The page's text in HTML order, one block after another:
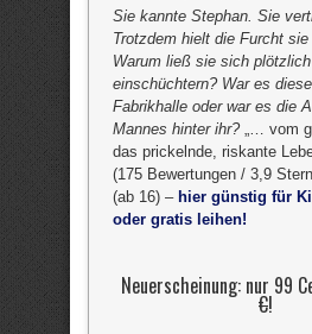
Sie kannte Stephan. Sie
Trotzdem hielt die Furcht
Warum ließ sie sich plötzlich
einschüchtern? War es
Fabrikhalle oder war es die
Mannes hinter ihr?„… vom
das prickelnde, riskante
(175 Bewertungen / 3,9
(ab 16) – hier günstig für
oder gratis leihen!
Neuerscheinung: nur 99
€!